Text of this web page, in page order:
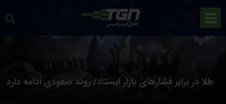
طلا در برابر فشارهای بازار ایستاد/ روند صعودی ادامه دارد